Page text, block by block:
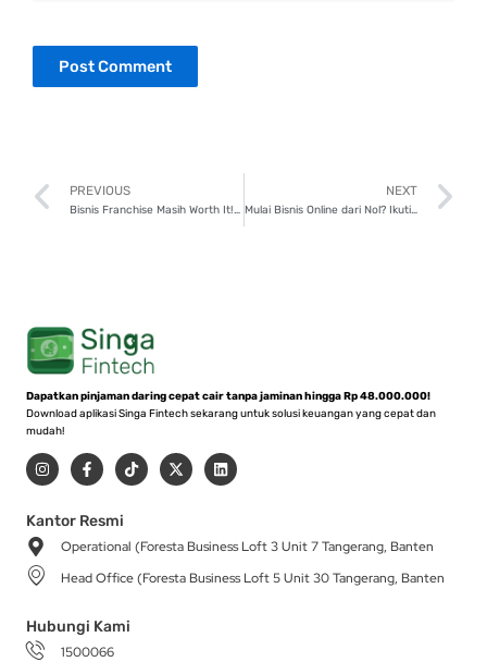
Prev
PREVIOUS NEXT
Mulai Bisnis Online dari Nol? Ikuti 7 Langkah Dasar Ini!
Dapatkan pinjaman daring cepat cair tanpa jaminan hingga Rp 48.000.000!
Download aplikasi Singa Fintech sekarang untuk solusi keuangan yang cepat dan
mudah!
I
n
s
a
g
r
a
m
F
a
c
b
o
-
T
i
k
X
-
t
t
r
L
i
n
i
Kantor Resmi
Operational (Foresta Business Loft 3 Unit 7 Tangerang, Banten
Head Office (Foresta Business Loft 5 Unit 30 Tangerang, Banten
Hubungi Kami
1500066